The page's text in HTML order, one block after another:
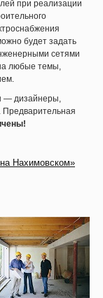
при реализации
будет задать
сетями
любые темы,
— дизайнеры,
Предварительная
на Нахимовском»